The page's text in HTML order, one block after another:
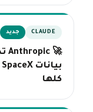
CLAUDE جديد
كلها